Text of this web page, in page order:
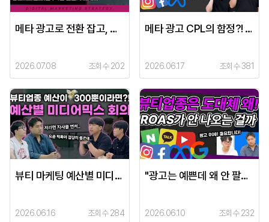
메타 광고로 전환 잡고, 구글(PMax/디맨드젠)로 모객 채우기! 자동차 업종에 바로 쓰는 매체 믹스 전략
2026.07.08 조회수 202
메타 광고 CPL의 함정?! 가짜 DB 잡는 메타(인스타그램) 광고 세팅법 | 인스턴트 양식 & CRM 연동 #메타광고#마케팅교육
2026.06.17 조회수 381
뷰티 마케팅 예산별 미디어 믹스 짜는 법 (300만 원부터 3,000만 원까지) | 실제 마케터들의 전략 회의#뷰티업종 #마케팅교육
2026.06.16 조회수 284
"광고는 예쁜데 왜 안 팔리죠?" 뷰티 마케터가 폭로하는 노출 대비 매출 안 나오는 이유
2026.06.10 조회수 232